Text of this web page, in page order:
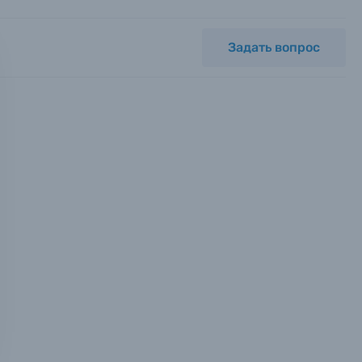
с
Задать вопрос